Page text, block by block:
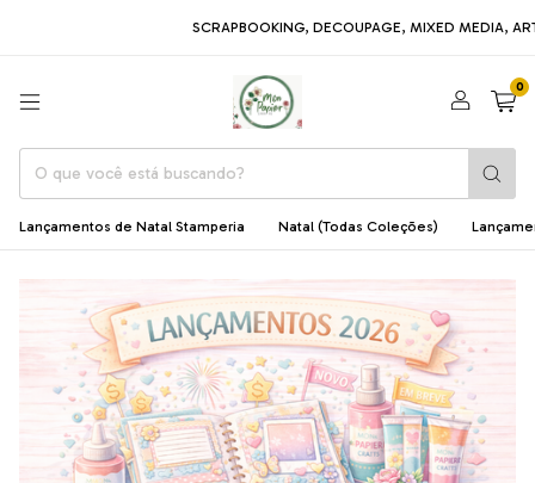
SCRAPBOOKING, DECOUPAGE, MIXED MEDIA, ARTE EM
0
Lançamentos de Natal Stamperia Natal (Todas Coleções)